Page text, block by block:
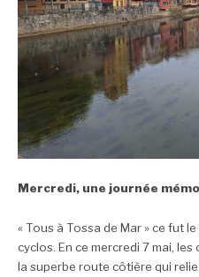
Mercredi, une journée
« Tous à Tossa de Mar » ce fut
cyclos. En ce mercredi 7 mai,
la superbe route côtière qui